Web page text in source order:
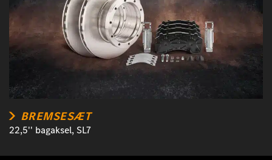
BREMSESÆT
22,5'' bagaksel, SL7